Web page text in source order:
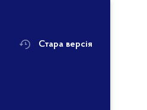
Стара версія